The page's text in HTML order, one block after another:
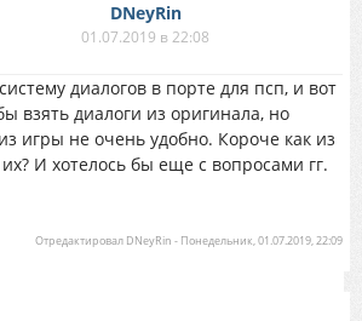
DNeyRin
01.07.2019 в 22:08
диалогов в порте для псп, и вот
взять диалоги из оригинала, но
игры не очень удобно. Короче как из
И хотелось бы еще с вопросами гг.
Отредактировал DNeyRin - Понедельник, 01.07.2019, 22:09